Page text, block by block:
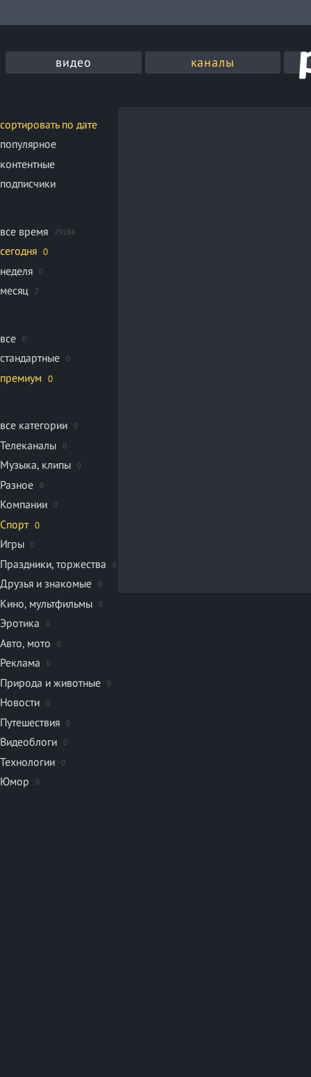
видео каналы
сортировать по дате
популярное
контентные
подписчики
все время 29184
сегодня 0
неделя 0
месяц 2
все 0
стандартные 0
премиум 0
все категории 0
Телеканалы 0
Музыка, клипы 0
Разное 0
Компании 0
Спорт 0
Игры 0
Праздники, торжества 0
Друзья и знакомые 0
Кино, мультфильмы 0
Эротика 0
Авто, мото 0
Реклама 0
Природа и животные 0
Новости 0
Путешествия 0
Видеоблоги 0
Технологии 0
Юмор 0